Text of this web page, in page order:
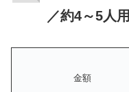
／約4～5人用
金額